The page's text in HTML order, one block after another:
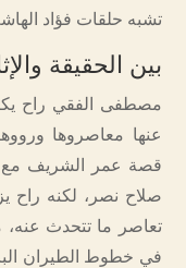
تشبه حلقات فؤاد
بين الحقيقة
مصطفى الفقي راح
عنها معاصروها
قصة عمر الشريف مع
صلاح نصر، لكنه راح
تعاصر ما تتحدث عنه،
في خطوط الطيران